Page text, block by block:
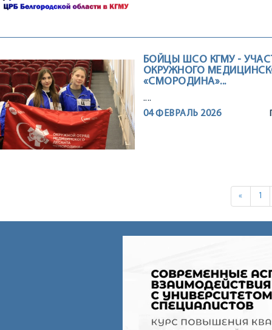
БОЙЦЫ ШСО КГМУ -
ОКРУЖНОГО
«СМОРОДИНА»...
....
04 ФЕВРАЛЬ 2026
« 1